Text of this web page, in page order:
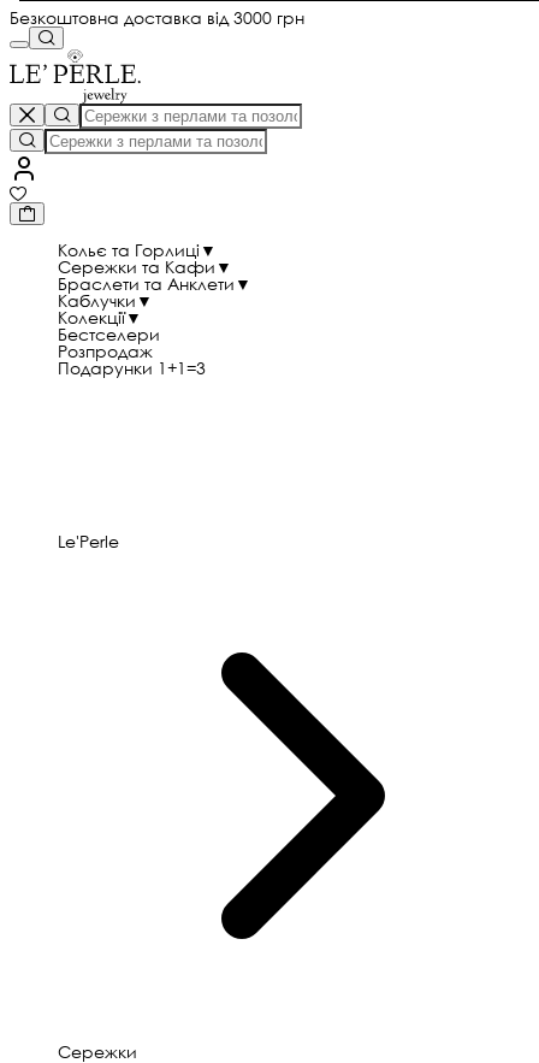
Безкоштовна доставка від 3000 грн
Кольє та Горлиці ▼
Сережки та Кафи ▼
Браслети та Анклети ▼
Каблучки ▼
Колекції▼
Бестселери
Розпродаж
Подарунки 1+1=3
Le'Perle
Сережки